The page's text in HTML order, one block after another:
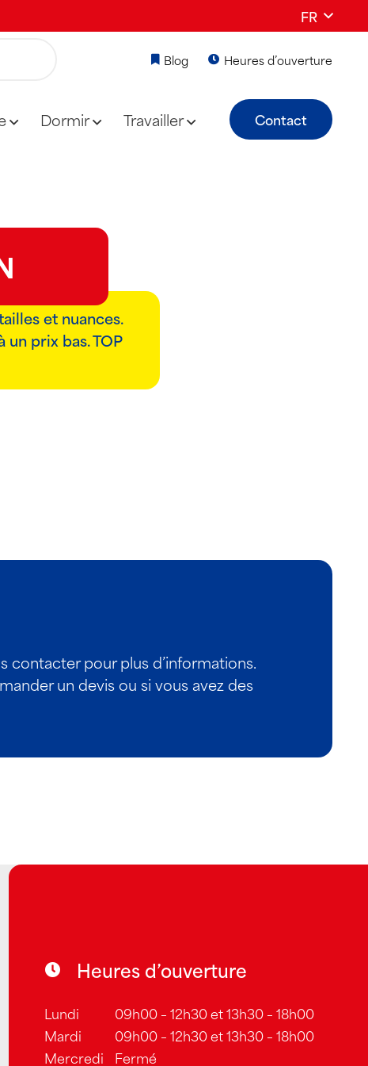
FR
Blog Heures d’ouverture
Dormir Travailler Contact
et nuances.
prix bas. TOP
contacter pour plus d’informations.
un devis ou si vous avez des
Heures d’ouverture
Lundi
09h00 – 12h30 et 13h30 – 18h00
Mardi
09h00 – 12h30 et 13h30 – 18h00
Mercredi
Fermé